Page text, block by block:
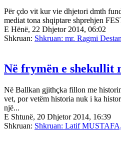
Për çdo vit kur vie dhjetori dmth
mediat tona shqiptare shprehjen
E Hënë, 22 Dhjetor 2014, 06:02
Shkruan: Shkruan: mr. Ragmi
Në frymën e shekullit
Në Ballkan gjithçka fillon me
vet, por vetëm historia nuk i ka
një...
E Shtunë, 20 Dhjetor 2014, 16:39
Shkruan: Shkruan: Latif